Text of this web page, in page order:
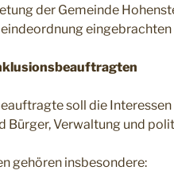
der Gemeinde
soll die
Bürger, Verwaltung und
gehören insbesondere: